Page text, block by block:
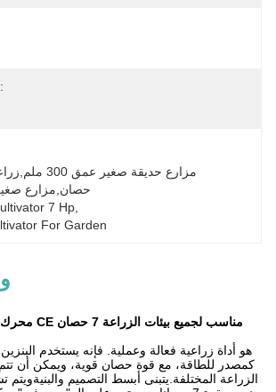
القدرة على العرض:
حصان,مزارع صغير 100 ملم
7 Hp
For Garden
محرك بنزين معتمد من قبل CE مناسب لجميع بيئات الزراعة 7 حصان
كمصدر للطاقة، مع قوة حصان قوية، ويمكن أن
الزراعة المختلفة.يتبنى أبسط التصميم